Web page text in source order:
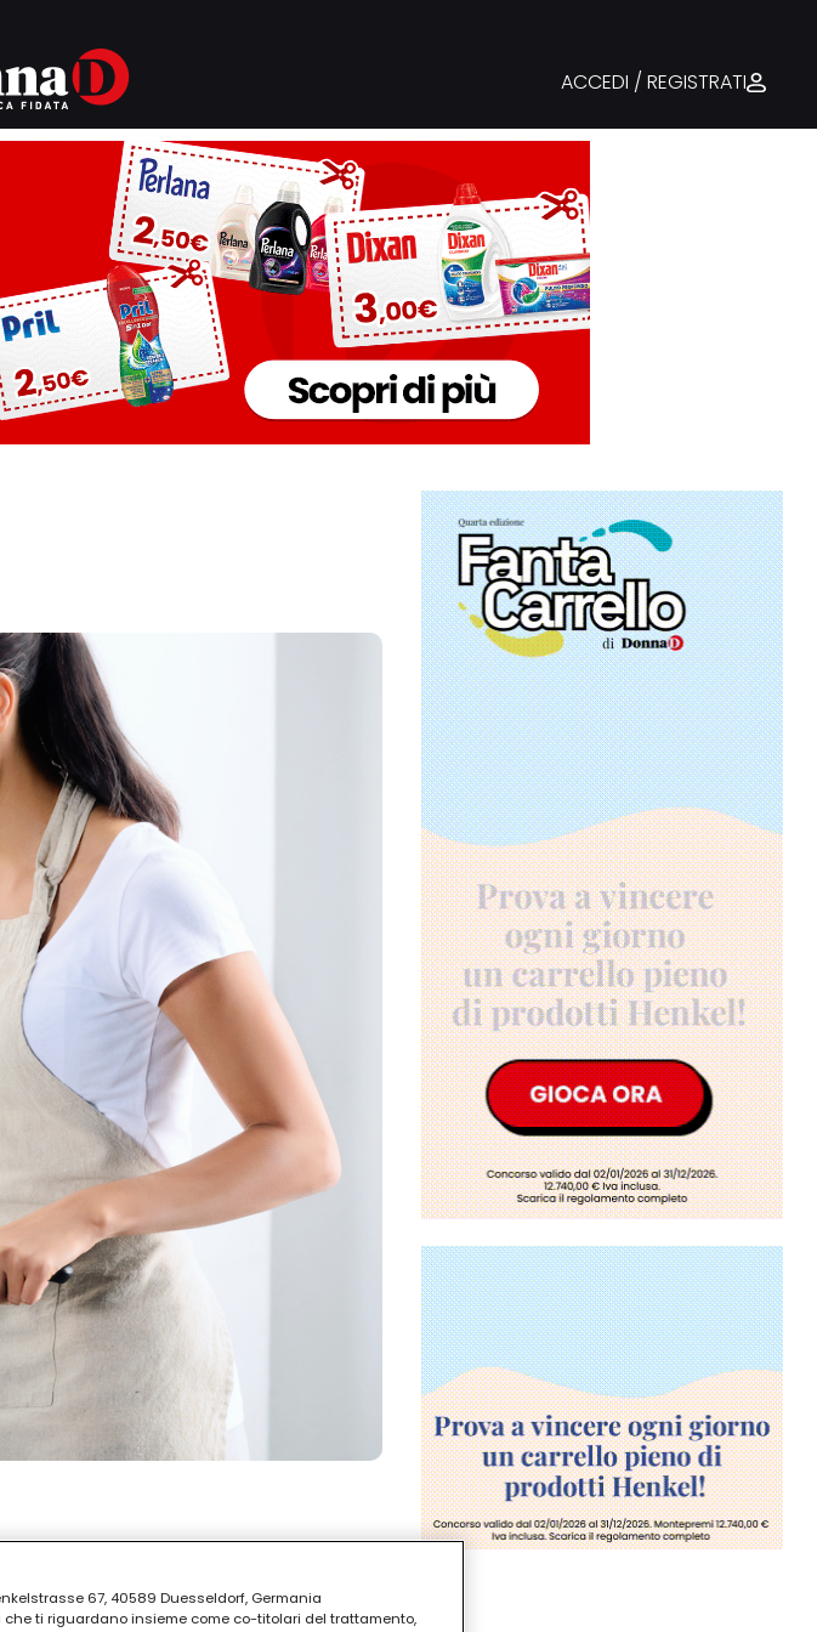
ACCEDI / REGISTRATI
67, 40589 Duesseldorf, Germania
che ti riguardano insieme come co-titolari del trattamento,